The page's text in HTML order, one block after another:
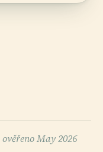
ověřeno May 2026